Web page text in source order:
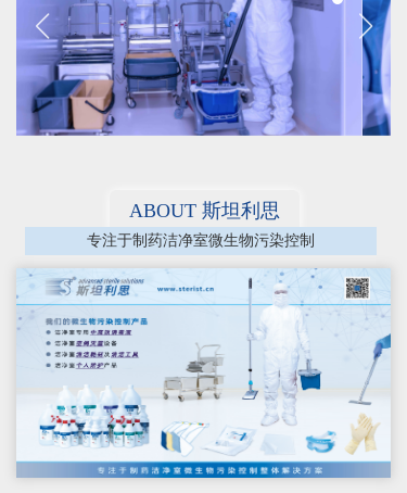
查看
ABOUT 斯坦利思
专注于制药洁净室微生物污染控制